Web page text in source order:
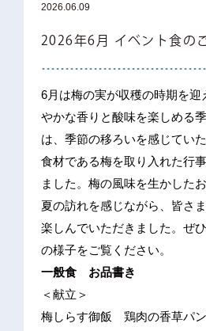
2026.06.09
2026年6月 イベント食の
6月は梅の実が収穫の時期を迎
やかな香りと酸味を楽しめる
は、季節の移ろいを感じてい
食材である梅を取り入れた行
ました。梅の風味を生かした
夏の訪れを感じながら、皆さ
楽しんでいただきました。ぜ
の様子をご覧ください。
一般食 お品書き
＜献立＞
梅しらす御飯 鶏肉の香草パ